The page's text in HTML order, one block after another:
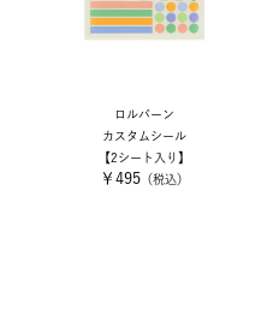
ロルバーン
カスタムシール
【2シート入り】
￥495（税込）